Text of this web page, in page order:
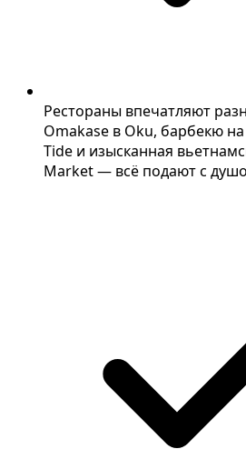
Рестораны впечатляют
Omakase в Oku, барбекю
Tide и изысканная
Market — всё подают с